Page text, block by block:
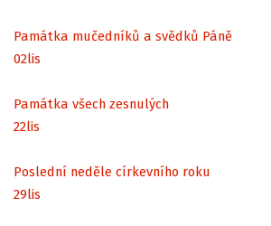
Památka mučedníků a svědků Páně
02lis
Památka všech zesnulých
22lis
Poslední neděle církevního roku
29lis